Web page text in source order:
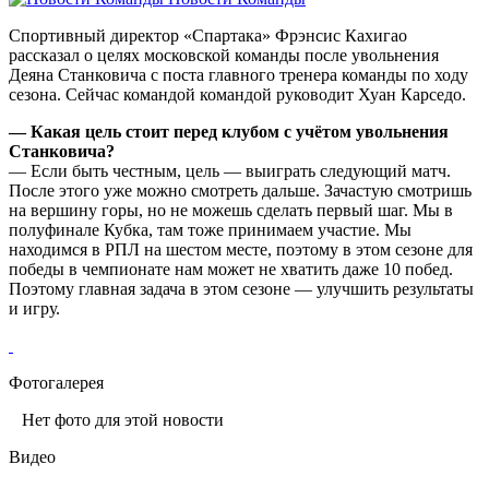
Спортивный директор «Спартака» Фрэнсис Кахигао
рассказал о целях московской команды после увольнения
Деяна Станковича с поста главного тренера команды по ходу
сезона. Сейчас командой командой руководит Хуан Карседо.
— Какая цель стоит перед клубом с учётом увольнения
Станковича?
— Если быть честным, цель — выиграть следующий матч.
После этого уже можно смотреть дальше. Зачастую смотришь
на вершину горы, но не можешь сделать первый шаг. Мы в
полуфинале Кубка, там тоже принимаем участие. Мы
находимся в РПЛ на шестом месте, поэтому в этом сезоне для
победы в чемпионате нам может не хватить даже 10 побед.
Поэтому главная задача в этом сезоне — улучшить результаты
и игру.
Фотогалерея
Нет фото для этой новости
Видео